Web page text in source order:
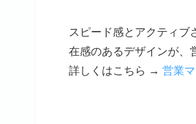
スピード感とアクティブ
在感のあるデザインが、
詳しくはこちら → 営業